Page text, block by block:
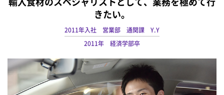
きたい。
2011年入社 営業部 通関課 Y.Y
2011年 経済学部卒